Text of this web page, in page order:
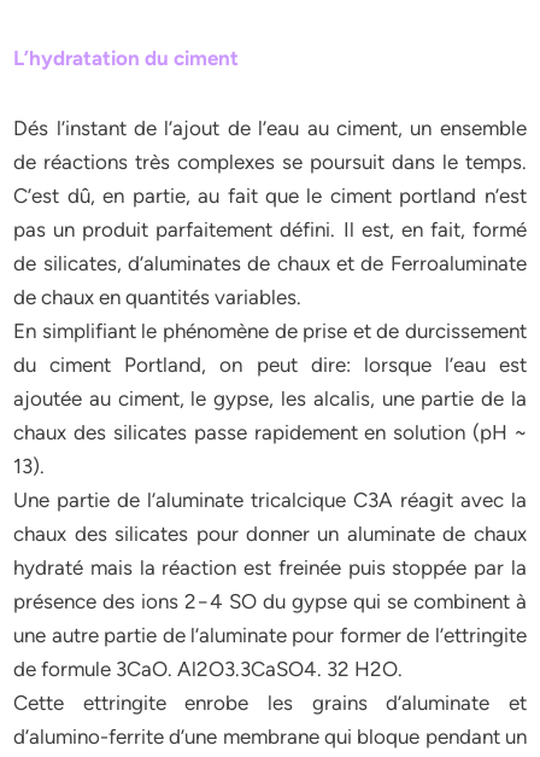
L’hydratation du ciment
Dés l’instant de l’ajout de l’eau au ciment, un ensemble
de réactions très complexes se poursuit dans le temps.
C’est dû, en partie, au fait que le ciment portland n’est
pas un produit parfaitement défini. Il est, en fait, formé
de silicates, d’aluminates de chaux et de Ferroaluminate
de chaux en quantités variables.
En simplifiant le phénomène de prise et de durcissement
du ciment Portland, on peut dire: lorsque l’eau est
ajoutée au ciment, le gypse, les alcalis, une partie de la
chaux des silicates passe rapidement en solution (pH ~
13).
Une partie de l’aluminate tricalcique C3A réagit avec la
chaux des silicates pour donner un aluminate de chaux
hydraté mais la réaction est freinée puis stoppée par la
présence des ions 2−4 SO du gypse qui se combinent à
une autre partie de l’aluminate pour former de l’ettringite
de formule 3CaO. Al2O3.3CaSO4. 32 H2O.
Cette ettringite enrobe les grains d’aluminate et
d’alumino-ferrite d’une membrane qui bloque pendant un